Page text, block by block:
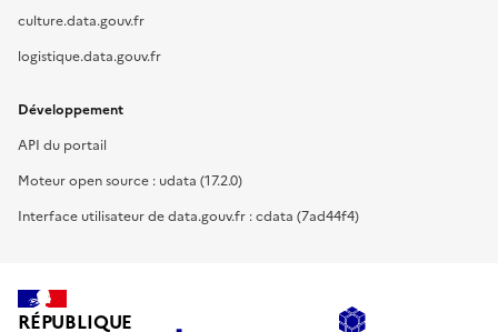
culture.data.gouv.fr
logistique.data.gouv.fr
Développement
API du portail
Moteur open source : udata (17.2.0)
Interface utilisateur de data.gouv.fr : cdata (7ad44f4)
RÉPUBLIQUE